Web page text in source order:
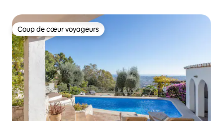
Coup de cœur voyageurs
Coup de cœur voyageurs